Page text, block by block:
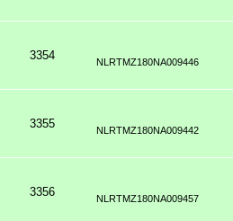
3354 NLRTMZ180NA009446
3355 NLRTMZ180NA009442
3356 NLRTMZ180NA009457